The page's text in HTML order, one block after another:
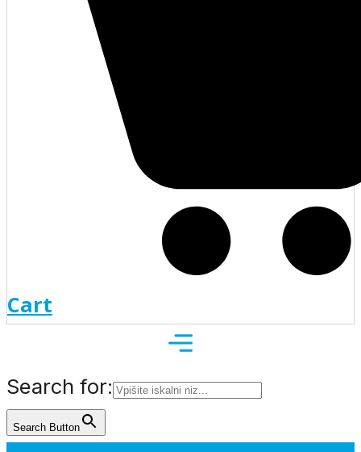
Cart
Search for:
Search Button